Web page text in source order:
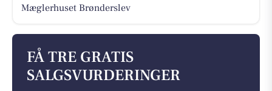
Mæglerhuset Brønderslev
FÅ TRE GRATIS
SALGSVURDERINGER